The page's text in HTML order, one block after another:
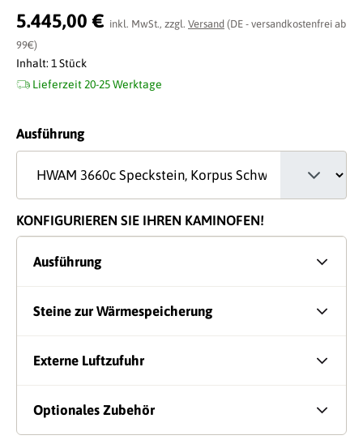
Durchschnittliche Bewertung von 0 von 5 Sternen
5.445,00 € inkl. MwSt., zzgl. Versand (DE - versandkostenfrei ab
99€)
Inhalt: 1 Stück
Lieferzeit 20-25 Werktage
Ausführungauswählen
KONFIGURIEREN SIE IHREN KAMINOFEN!
Ausführung
Steine zur Wärmespeicherung
Externe Luftzufuhr
Optionales Zubehör